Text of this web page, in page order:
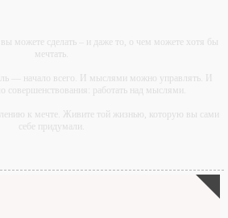
вы можете сделать – и даже то, о чем можете хотя бы
мечтать.
— начало всего. И мыслями можно управлять. И
совершенствования: работать над мыслями.
к мечте. Живите той жизнью, которую вы сами
себе придумали.
с хорошим советом, это пропустить его мимо ушей.
полезен никому, кроме того, кто его дал.